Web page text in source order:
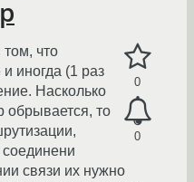
0
0
том, что
иногда (1 раз
Насколько
обрывается, то
связи их нужно